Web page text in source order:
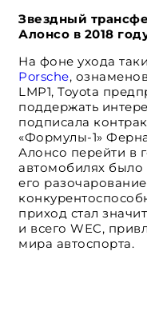
Звездный
Алонсо в 2018
На фоне ухода
Porsche,
LMP1, Toyota
поддержать
подписала
«Формулы-1»
Алонсо перейти в
автомобилях
его
приход стал
и всего WEC,
мира автоспорта.